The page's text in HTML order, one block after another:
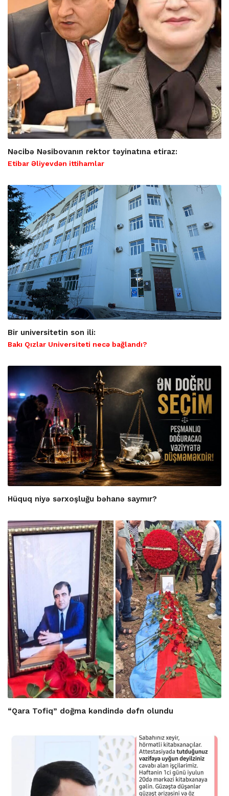
Nəcibə Nəsibovanın rektor təyinatına etiraz:
Etibar Əliyevdən ittihamlar
Bir universitetin son ili:
Bakı Qızlar Universiteti necə bağlandı?
Hüquq niyə sərxoşluğu bəhanə saymır?
“Qara Tofiq” doğma kəndində dəfn olundu